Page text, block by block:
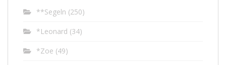
**Segeln (250)
*Leonard (34)
*Zoe (49)